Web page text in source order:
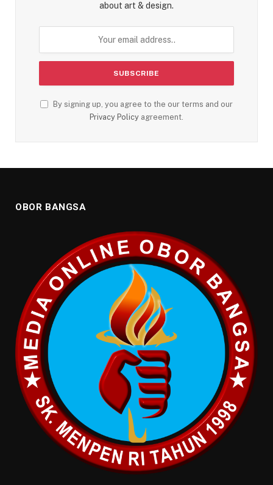
about art & design.
By signing up, you agree to the our terms and our
Privacy Policy agreement.
OBOR BANGSA